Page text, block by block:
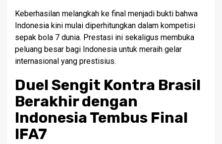
Keberhasilan melangkah ke final menjadi bukti bahwa
Indonesia kini mulai diperhitungkan dalam kompetisi
sepak bola 7 dunia. Prestasi ini sekaligus membuka
peluang besar bagi Indonesia untuk meraih gelar
internasional yang prestisius.
Duel Sengit Kontra Brasil
Berakhir dengan
Indonesia Tembus Final
IFA7